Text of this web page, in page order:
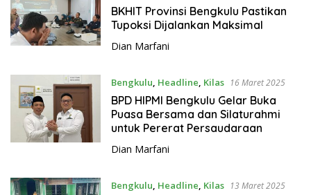
17 Maret 2025
BKHIT Provinsi Bengkulu Pastikan
Tupoksi Dijalankan Maksimal
Dian Marfani
Bengkulu Headline Kilas 16 Maret 2025
BPD HIPMI Bengkulu Gelar Buka
Puasa Bersama dan Silaturahmi
untuk Pererat Persaudaraan
Dian Marfani
Bengkulu Headline Kilas 13 Maret 2025